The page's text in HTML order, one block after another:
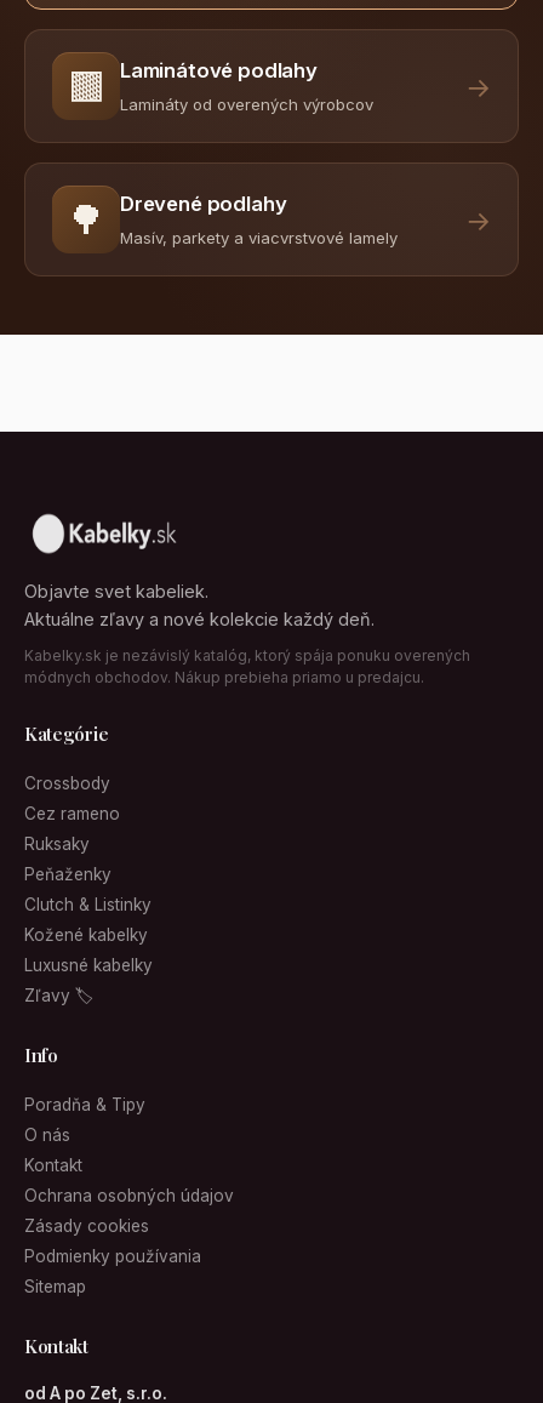
🟫 Laminátové podlahy
Lamináty od overených výrobcov
→
🌳 Drevené podlahy
Masív, parkety a viacvrstvové lamely
→
Objavte svet kabeliek.
Aktuálne zľavy a nové kolekcie každý deň.
Kabelky.sk je nezávislý katalóg, ktorý spája ponuku overených
módnych obchodov. Nákup prebieha priamo u predajcu.
Kategórie
Crossbody
Cez rameno
Ruksaky
Peňaženky
Clutch & Listinky
Kožené kabelky
Luxusné kabelky
Zľavy 🏷
Info
Poradňa & Tipy
O nás
Kontakt
Ochrana osobných údajov
Zásady cookies
Podmienky používania
Sitemap
Kontakt
od A po Zet, s.r.o.